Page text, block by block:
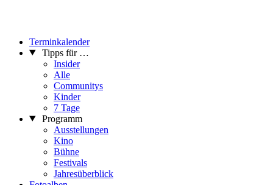
Terminkalender
Tipps für …
Insider
Alle
Communitys
Kinder
7 Tage
Programm
Ausstellungen
Kino
Bühne
Festivals
Jahresüberblick